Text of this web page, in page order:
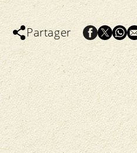
Partager